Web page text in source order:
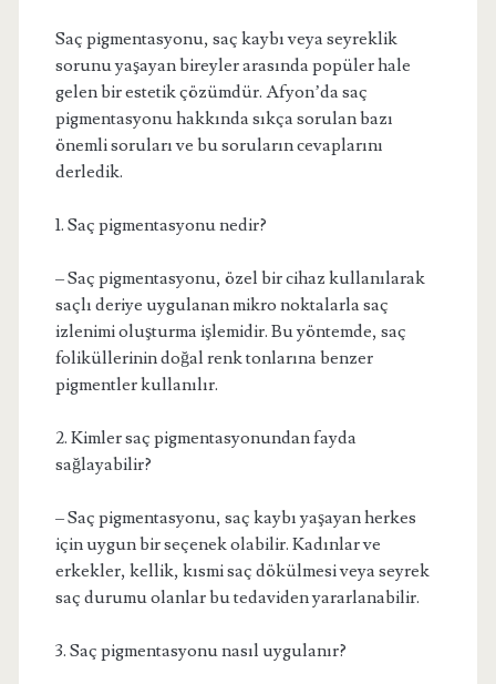
Saç pigmentasyonu, saç kaybı veya seyreklik
sorunu yaşayan bireyler arasında popüler hale
gelen bir estetik çözümdür. Afyon’da saç
pigmentasyonu hakkında sıkça sorulan bazı
önemli soruları ve bu soruların cevaplarını
derledik.
1. Saç pigmentasyonu nedir?
– Saç pigmentasyonu, özel bir cihaz kullanılarak
saçlı deriye uygulanan mikro noktalarla saç
izlenimi oluşturma işlemidir. Bu yöntemde, saç
foliküllerinin doğal renk tonlarına benzer
pigmentler kullanılır.
2. Kimler saç pigmentasyonundan fayda
sağlayabilir?
– Saç pigmentasyonu, saç kaybı yaşayan herkes
için uygun bir seçenek olabilir. Kadınlar ve
erkekler, kellik, kısmi saç dökülmesi veya seyrek
saç durumu olanlar bu tedaviden yararlanabilir.
3. Saç pigmentasyonu nasıl uygulanır?